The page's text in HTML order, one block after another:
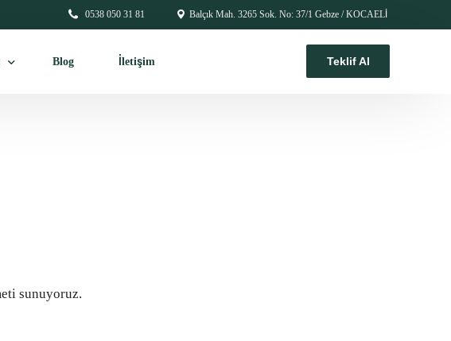
0538 050 31 81 Balçık Mah. 3265 Sok. No: 37/1 Gebze / KOCAELİ
Tedarik
& Lojistik
Blog İletişim Teklif Al
sunuyoruz.